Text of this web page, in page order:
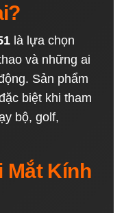
là lựa chọn
và những ai
Sản phẩm
biệt khi tham
bộ, golf,
Mắt Kính